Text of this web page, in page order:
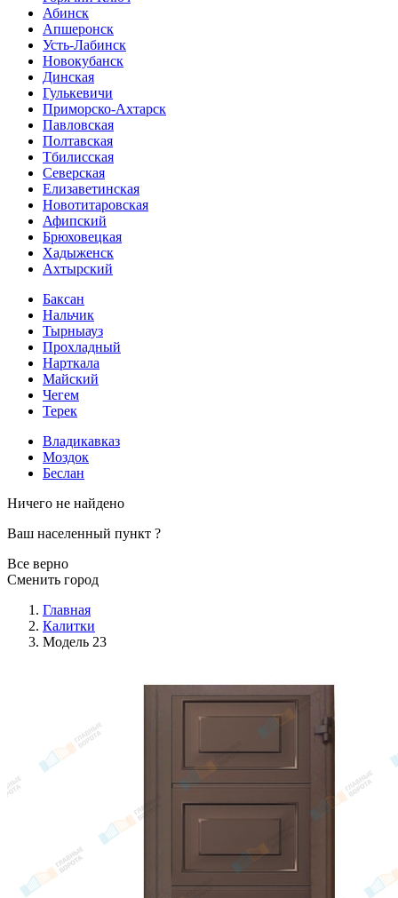
Абинск
Апшеронск
Усть-Лабинск
Новокубанск
Динская
Гулькевичи
Приморско-Ахтарск
Павловская
Полтавская
Тбилисская
Северская
Елизаветинская
Новотитаровская
Афипский
Брюховецкая
Хадыженск
Ахтырский
Баксан
Нальчик
Тырныауз
Прохладный
Нарткала
Майский
Чегем
Терек
Владикавказ
Моздок
Беслан
Ничего не найдено
Ваш населенный пункт ?
Все верно
Сменить город
Главная
Калитки
Модель 23